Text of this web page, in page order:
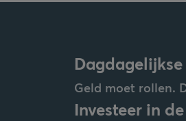
Geld moet rollen.
Investeer in